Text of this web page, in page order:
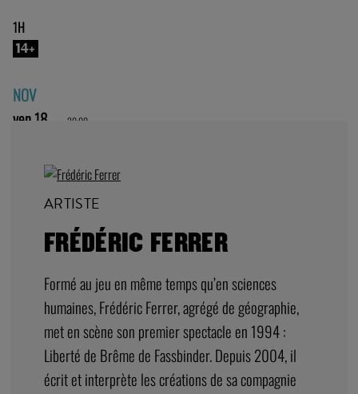
1H
14+
NOV
ven 18
20:00
ARTISTE
FRÉDÉRIC FERRER
Formé au jeu en même temps qu’en sciences
humaines, Frédéric Ferrer, agrégé de géographie,
met en scène son premier spectacle en 1994 :
Liberté de Brême de Fassbinder. Depuis 2004, il
écrit et interprète les créations de sa compagnie